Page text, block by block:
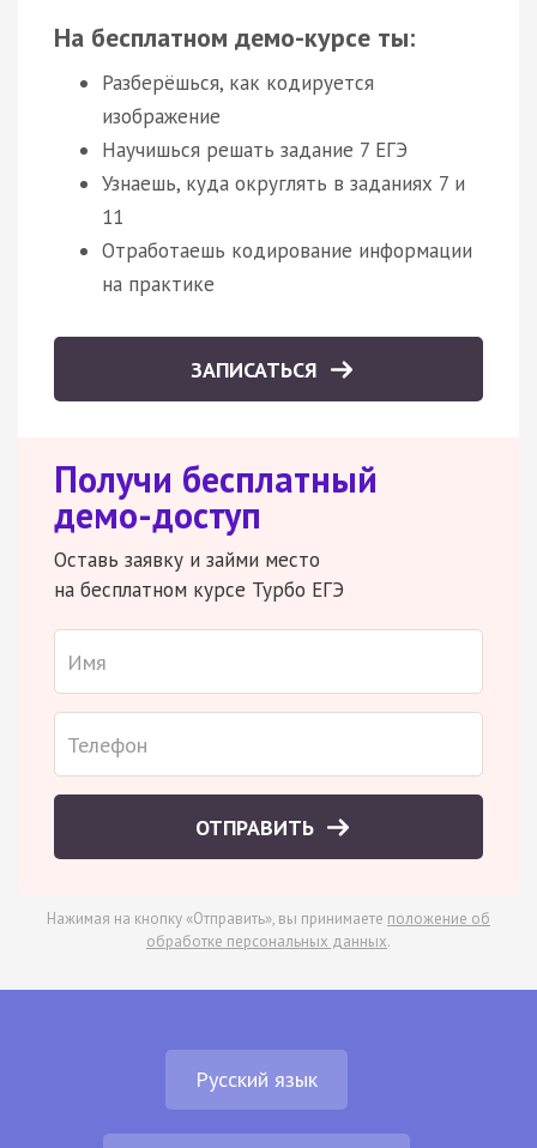
На бесплатном демо-курсе ты:
Разберёшься, как кодируется
изображение
Научишься решать задание 7 ЕГЭ
Узнаешь, куда округлять в заданиях 7 и
11
Отработаешь кодирование информации
на практике
ЗАПИСАТЬСЯ
Получи бесплатный
демо-доступ
Оставь заявку и займи место
на бесплатном курсе Турбо ЕГЭ
ОТПРАВИТЬ
Нажимая на кнопку «Отправить», вы принимаете положение об
обработке персональных данных.
Русский язык